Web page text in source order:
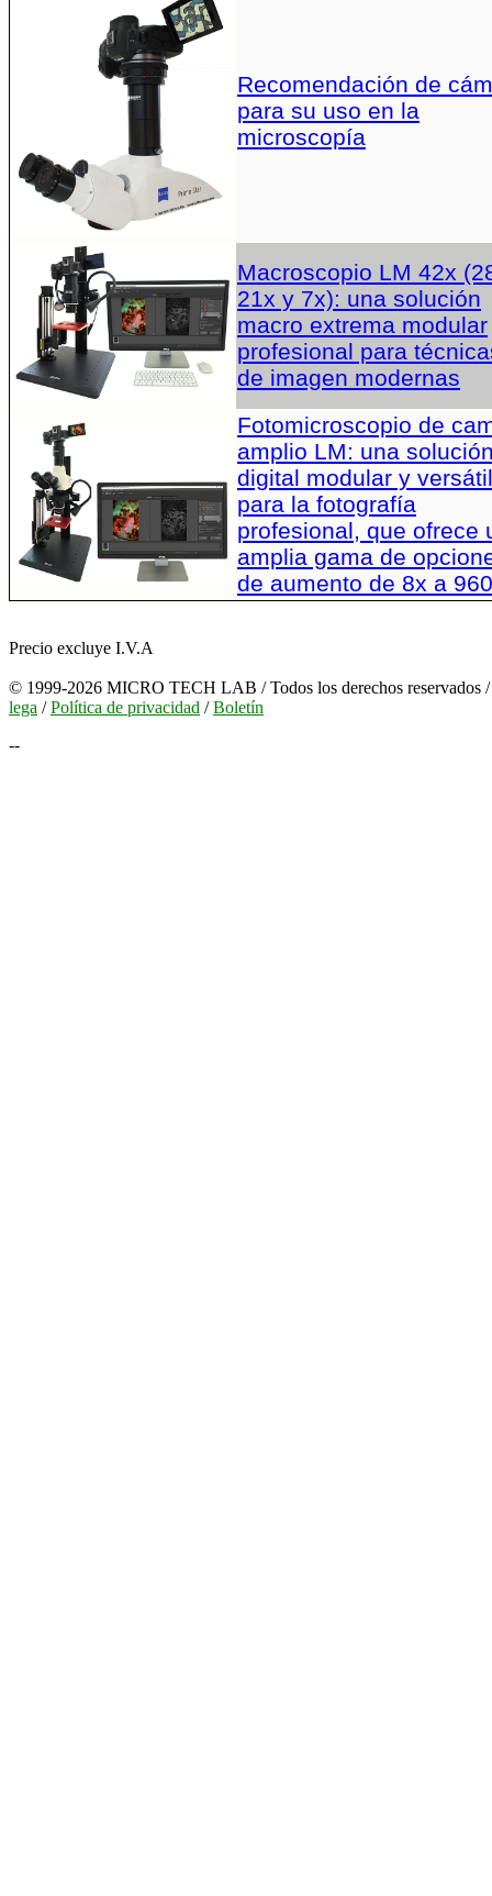
Recomendación de
para su uso en la
microscopía
Macroscopio LM 42x
21x y 7x): una solución
macro extrema modular
profesional para
de imagen modernas
Fotomicroscopio de
amplio LM: una
digital modular y versátil
para la fotografía
profesional, que ofrece
amplia gama de
de aumento de 8x a
Precio excluye I.V.A
© 1999-2026 MICRO TECH LAB / Todos los derechos reservados /
lega /Política de privacidad /Boletín
--